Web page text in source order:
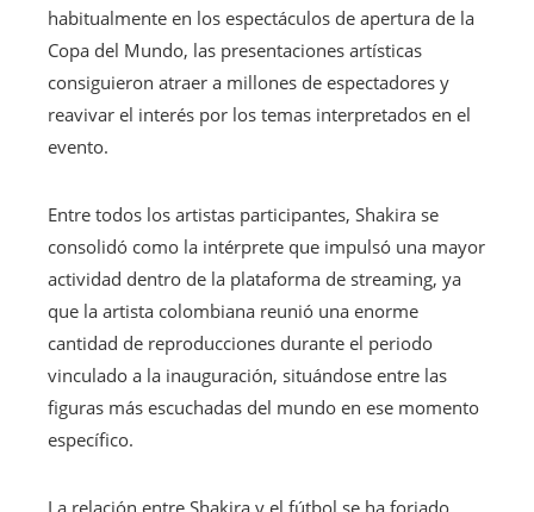
habitualmente en los espectáculos de apertura de la
Copa del Mundo, las presentaciones artísticas
consiguieron atraer a millones de espectadores y
reavivar el interés por los temas interpretados en el
evento.
Entre todos los artistas participantes, Shakira se
consolidó como la intérprete que impulsó una mayor
actividad dentro de la plataforma de streaming, ya
que la artista colombiana reunió una enorme
cantidad de reproducciones durante el periodo
vinculado a la inauguración, situándose entre las
figuras más escuchadas del mundo en ese momento
específico.